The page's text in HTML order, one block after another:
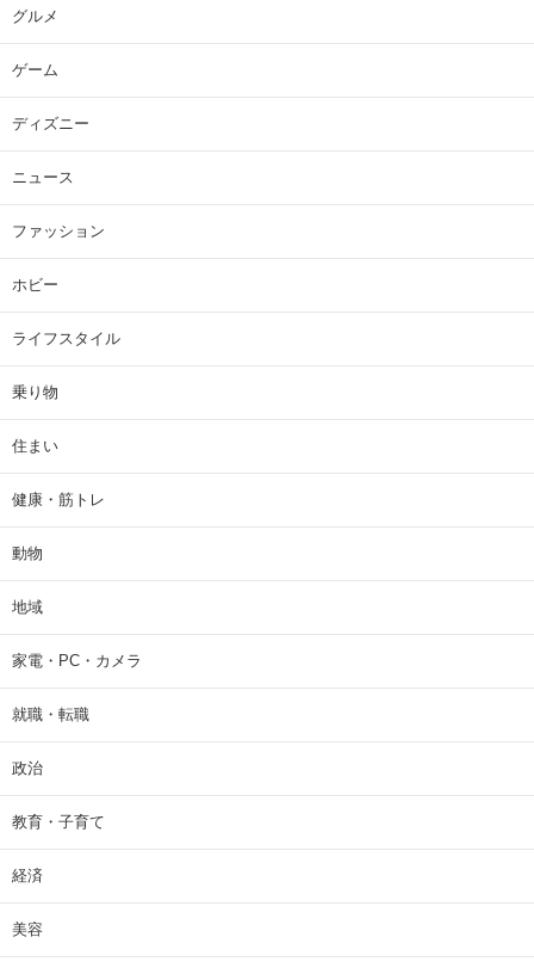
グルメ
ゲーム
ディズニー
ニュース
ファッション
ホビー
ライフスタイル
乗り物
住まい
健康・筋トレ
動物
地域
家電・PC・カメラ
就職・転職
政治
教育・子育て
経済
美容